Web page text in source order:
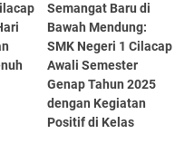
Semangat Baru di
Bawah Mendung:
SMK Negeri 1 Cilacap
Awali Semester
Genap Tahun 2025
dengan Kegiatan
Positif di Kelas